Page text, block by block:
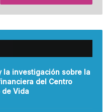
la investigación sobre la
del Centro
de Vida